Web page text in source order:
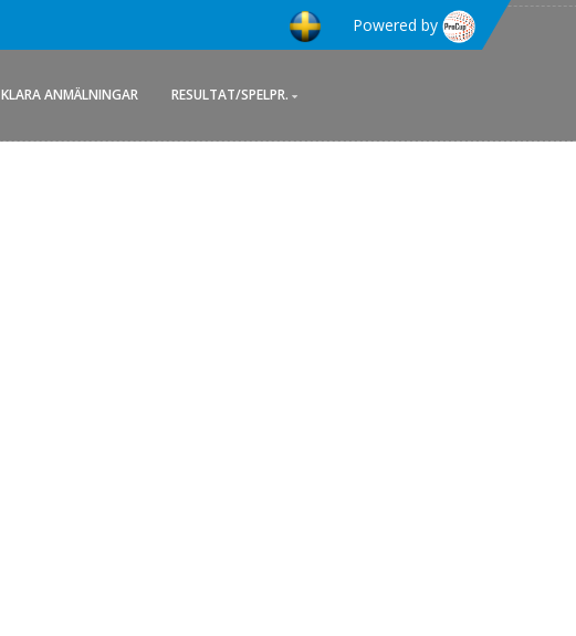
Powered by
KLARA ANMÄLNINGAR RESULTAT/SPELPR.